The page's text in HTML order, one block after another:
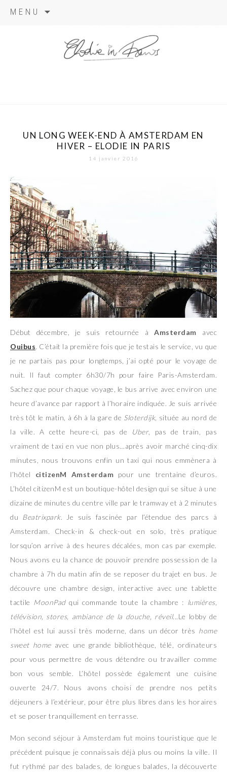
MENU
UN LONG WEEK-END À AMSTERDAM EN
HIVER – ELODIE IN PARIS
14 janvier 2016
Début décembre, je suis retournée àAmsterdam avec
Ouibus. C’était la première fois que je testais le service, vu que
je ne partais pas pour longtemps, j’ai opté pour le voyage de
nuit. Il faut compter 6h30/7h pour faire Paris-Amsterdam.
Sachez que pour chaque voyage, le bus arrive avec environ une
heure d’avance par rapport à l’horaire indiquée. Je suis arrivée
très tôt le matin, à 6h à la gare de Sloterdijk, située au nord de
la ville. A cette heure-ci, pas de Uber, pas de train, pas
vraiment de taxi en vue non plus…après avoir marché cinq-dix
minutes, nous trouvons enfin un taxi qui nous emmènera à
l’hôtel citizenM Amsterdam pour une trentaine d’euros.
L’hôtel citizenM est un boutique-hôtel design qui se situe à une
dizaine de minutes du centre ville par le tramway et à 2 minutes
du Beatrixpark. Je suis fascinée par l’étendue des parcs à
Amsterdam. Check-in & check-out en solo, très pratique
lorsqu’on arrive à des heures décalées, mon cas par exemple.
Nous avons eu la chance de pouvoir prendre possession de la
chambre à 7h du matin afin de se reposer du trajet en bus. Je
découvre une chambre design, interactive avec une tablette
tactile MoonPadqui commande toute la chambre : lumières,
télévision, stores, ambiance de la douche, réveil.. .Le lobby de
l’hôtel est lui aussi très moderne, dans un décor très home
sweet homeavec une grande bibliothèque, télé, ordinateurs
pour vous permettre de vous détendre ou travailler comme
bon vous semble. L’hôtel possède également une cuisine
ouverte 24/7. Nous avons choisi de prendre nos petits
déjeuners à l’extérieur, pour être plus libres dans les horaires
et se poser tranquillement en terrasse.
Mon second séjour à Amsterdam fut moins touristique que le
précédent puisque je connaissais déjà plus ou moins la ville. Il
fut rythmé par des balades, de longues balades, la découverte